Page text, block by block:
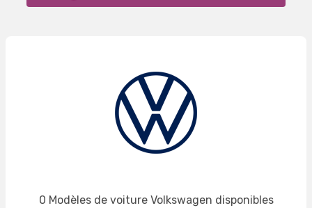
0 Modèles de voiture Volkswagen disponibles